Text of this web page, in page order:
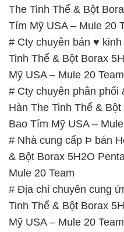
The Tinh Thể & Bột
Tím Mỹ USA – Mule 20
# Cty chuyên bán ♥
Tinh Thể & Bột Borax
Mỹ USA – Mule 20 Team
# Cty chuyên phân
Hàn The Tinh Thể &
Bao Tím Mỹ USA –
# Nhà cung cấp Þ bán
& Bột Borax 5H2O
Mule 20 Team
# Địa chỉ chuyên cung
Tinh Thể & Bột Borax
Mỹ USA – Mule 20 Team